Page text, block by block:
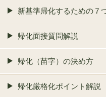
新基準帰化するための７
帰化面接質問解説
帰化（苗字）の決め方
帰化厳格化ポイント解説